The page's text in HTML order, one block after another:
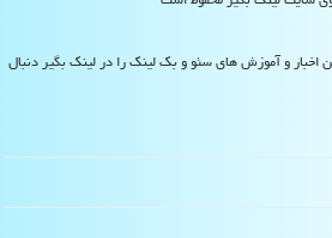
اخبار و آموزش های سئو و بک لینک را در لینک بگیر دنبال